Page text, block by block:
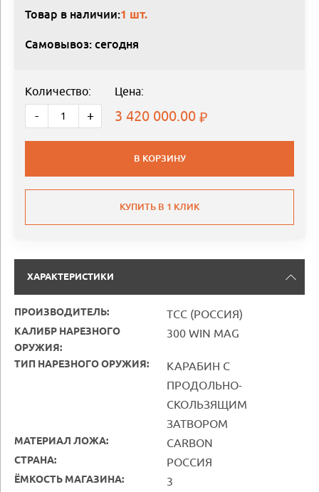
Товар в наличии:1 шт.
Самовывоз: сегодня
Количество:
- +
Цена:
3 420 000.00
В КОРЗИНУ
КУПИТЬ В 1 КЛИК
ХАРАКТЕРИСТИКИ
ПРОИЗВОДИТЕЛЬ: ТСС (РОССИЯ)
КАЛИБР НАРЕЗНОГО
ОРУЖИЯ:
300 WIN MAG
ТИП НАРЕЗНОГО ОРУЖИЯ:
КАРАБИН С
ПРОДОЛЬНО-
СКОЛЬЗЯЩИМ
ЗАТВОРОМ
МАТЕРИАЛ ЛОЖА: CARBON
СТРАНА: РОССИЯ
ЁМКОСТЬ МАГАЗИНА: 3